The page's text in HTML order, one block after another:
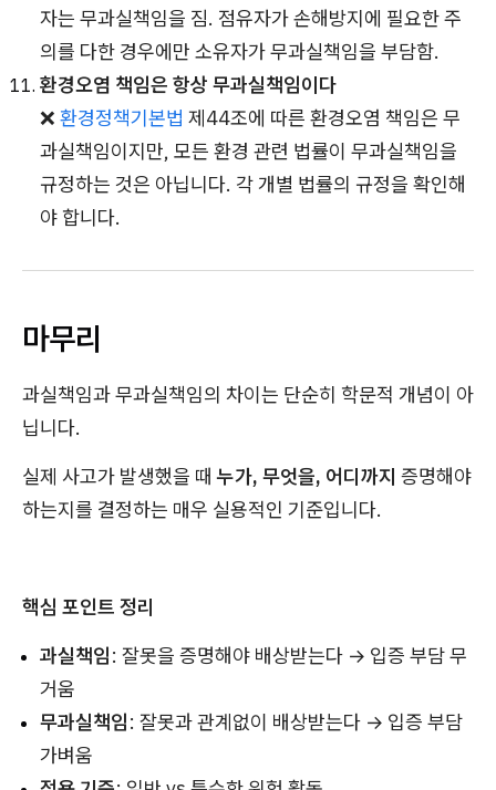
자는 무과실책임을 짐. 점유자가 손해방지에 필요한 주
의를 다한 경우에만 소유자가 무과실책임을 부담함.
환경오염 책임은 항상 무과실책임이다
❌ 환경정책기본법 제44조에 따른 환경오염 책임은 무
과실책임이지만, 모든 환경 관련 법률이 무과실책임을
규정하는 것은 아닙니다. 각 개별 법률의 규정을 확인해
야 합니다.
마무리
과실책임과 무과실책임의 차이는 단순히 학문적 개념이 아
닙니다.
실제 사고가 발생했을 때누가, 무엇을, 어디까지 증명해야
하는지를 결정하는 매우 실용적인 기준입니다.
핵심 포인트 정리
과실책임: 잘못을 증명해야 배상받는다 → 입증 부담 무
거움
무과실책임: 잘못과 관계없이 배상받는다 → 입증 부담
가벼움